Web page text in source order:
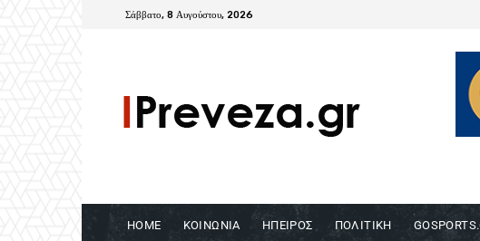
Σάββατο, 8 Αυγούστου, 2026
HOME ΚΟΙΝΩΝΊΑ ΉΠΕΙΡΟΣ ΠΟΛΙΤΙΚΉ